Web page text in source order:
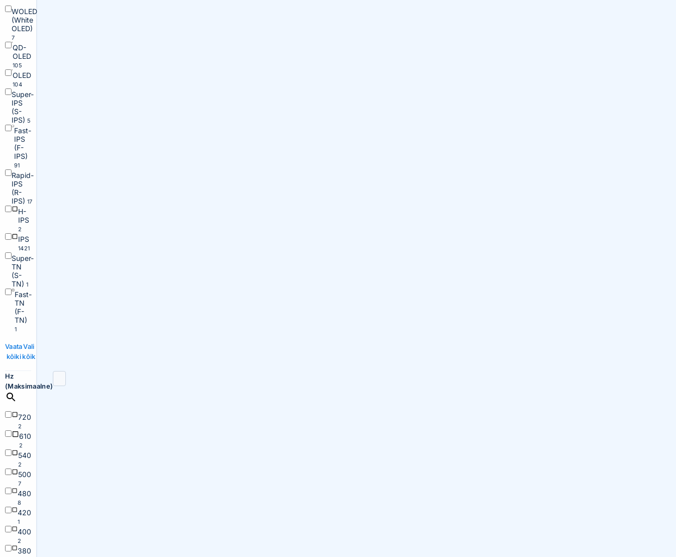
WOLED
(White
OLED)
7
QD-
OLED
105
OLED
104
Super-
IPS
(S-
IPS) 5
Fast-
IPS
(F-
IPS)
91
Rapid-
IPS
(R-
IPS) 17
H-
IPS
2
IPS
1421
Super-
TN
(S-
TN) 1
Fast-
TN
(F-
TN)
1
Vaata
kõiki
Vali
kõik
Hz
(Maksimaalne)
720
2
610
2
540
2
500
7
480
8
420
1
400
2
380